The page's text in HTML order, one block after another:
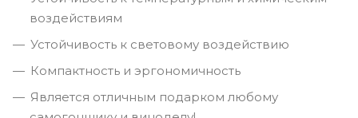
воздействиям
Устойчивость к световому воздействию
Компактность и эргономичность
Является отличным подарком любому